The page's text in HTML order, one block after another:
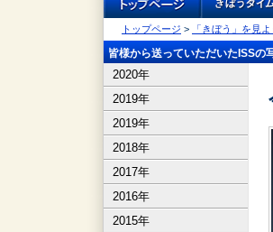
トップページ > 「きぼう」を見よ
皆様から送っていただいたISSの
2020年
2019年
2019年
2018年
2017年
2016年
2015年